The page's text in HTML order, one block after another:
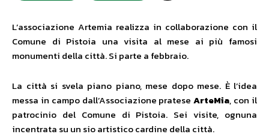
L’associazione Artemia realizza in collaborazione con il
Comune di Pistoia una visita al mese ai più famosi
monumenti della città. Si parte a febbraio.
La città si svela piano piano, mese dopo mese. È l’idea
messa in campo dall’Associazione prateseArteMia, con il
patrocinio del Comune di Pistoia. Sei visite, ognuna
incentrata su un sio artistico cardine della città.